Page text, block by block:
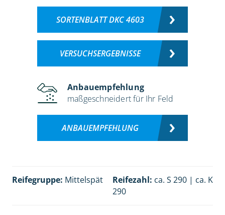
SORTENBLATT DKC 4603
VERSUCHSERGEBNISSE
Anbauempfehlung
maßgeschneidert für Ihr Feld
ANBAUEMPFEHLUNG
Reifegruppe: Mittelspät Reifezahl: ca. S 290 | ca. K
290